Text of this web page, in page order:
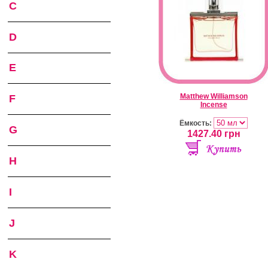
C
D
E
F
G
H
I
J
K
Matthew Williamson
Incense
Ёмкость:
1427.40грн